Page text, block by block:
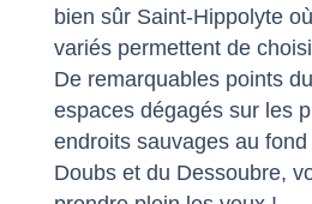
bien sûr Saint-Hippolyte
variés permettent de
De remarquables points
espaces dégagés sur les
endroits sauvages au
Doubs et du Dessoubre,